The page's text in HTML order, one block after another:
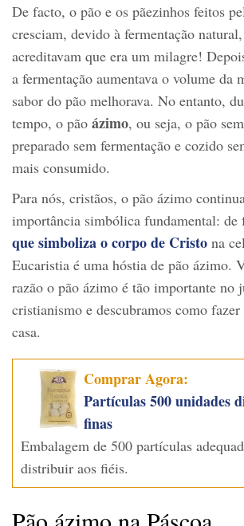
De facto, o pão e os pãezinhos feitos
cresciam, devido à fermentação
acreditavam que era um milagre!
a fermentação aumentava o volume da
sabor do pão melhorava. No entanto,
tempo, o pão ázimo, ou seja, o pão
preparado sem fermentação e cozido
mais consumido.
Para nós, cristãos, o pão ázimo
importância simbólica fundamental: de
que simboliza o corpo de Cristo na
Eucaristia é uma hóstia de pão ázimo.
razão o pão ázimo é tão importante no
cristianismo e descubramos como
casa.
Comprar Agora:
Partículas 500 unidades
finas
Embalagem de 500 partículas
distribuir aos fiéis.